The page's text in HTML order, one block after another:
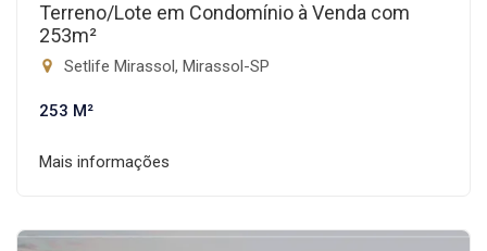
Terreno/Lote em Condomínio à Venda com
253m²
Setlife Mirassol, Mirassol-SP
253 M²
Mais informações